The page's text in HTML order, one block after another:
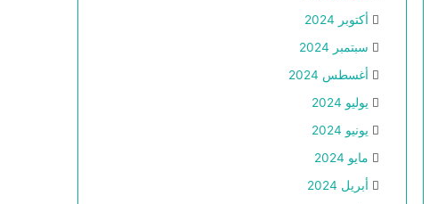
أكتوبر 2024
سبتمبر 2024
أغسطس 2024
يوليو 2024
يونيو 2024
مايو 2024
أبريل 2024